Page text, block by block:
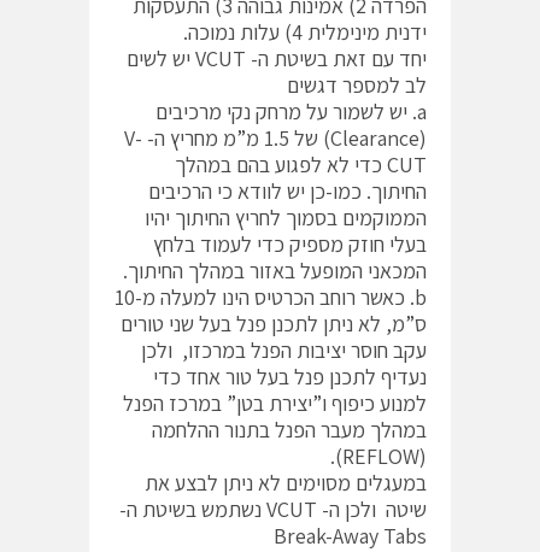
ידנית מינימלית 4) עלות נמוכה.
יחד עם זאת בשיטת ה- VCUT יש לשים
לב למספר דגשים
a. יש לשמור על מרחק נקי מרכיבים
(Clearance) של 1.5 מ”מ מחריץ ה- V-
CUT כדי לא לפגוע בהם במהלך
החיתוך. כמו-כן יש לוודא כי הרכיבים
הממוקמים בסמוך לחריץ החיתוך יהיו
בעלי חוזק מספיק כדי לעמוד בלחץ
המכאני המופעל באזור במהלך החיתוך.
b. כאשר רוחב הכרטיס הינו למעלה מ-10
ס”מ, לא ניתן לתכנן פנל בעל שני טורים
עקב חוסר יציבות הפנל במרכזו, ולכן
נעדיף לתכנן פנל בעל טור אחד כדי
למנוע כיפוף ו”יצירת בטן” במרכז הפנל
במהלך מעבר הפנל בתנור ההלחמה
(REFLOW).
במעגלים מסוימים לא ניתן לבצע את
שיטה ולכן ה- VCUT נשתמש בשיטת ה-
Break-Away Tabs